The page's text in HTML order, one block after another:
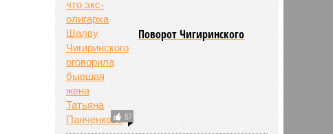
87
Поворот Чигиринского